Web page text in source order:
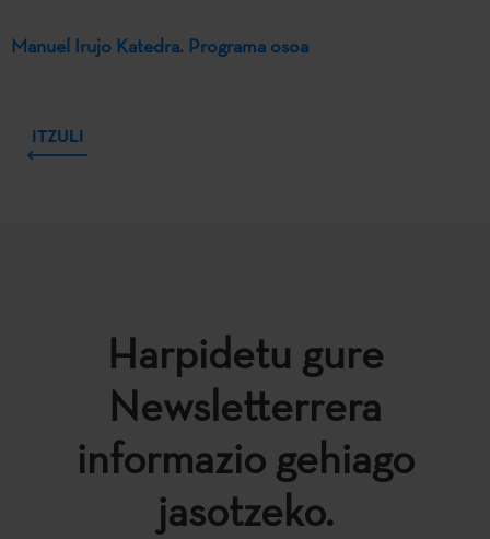
Manuel Irujo Katedra. Programa osoa
ITZULI
Harpidetu gure
Newsletterrera
informazio gehiago
jasotzeko.